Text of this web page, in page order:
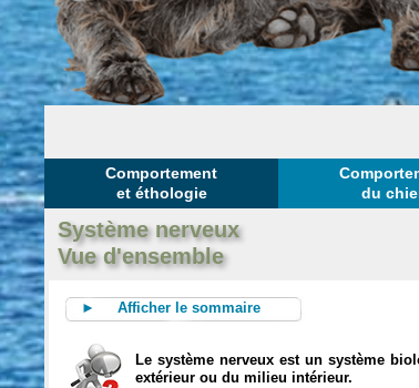
Comportement
et éthologie
du
Système nerveux
Vue d'ensemble
► Afficher le sommaire
Le système nerveux est un système
extérieur ou du milieu intérieur.